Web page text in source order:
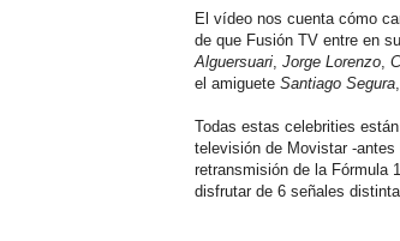
El vídeo nos cuenta cómo
de que Fusión TV entre en
Alguersuari, Jorge Lorenzo,
el amiguete Santiago Segura
Todas estas celebrities
televisión de Movistar -
retransmisión de la Fórmula
disfrutar de 6 señales